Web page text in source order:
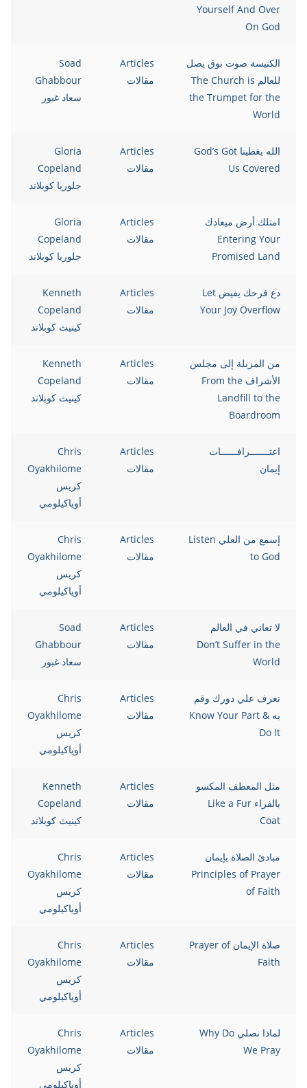
Yourself And Over
On God
الكنيسة صوت بوق يصل
للعالم The Church is
the Trumpet for the
World
Articles
مقالات
Soad
Ghabbour
سعاد غبور
الله يغطينا God’s Got
Us Covered
Articles
مقالات
Gloria
Copeland
جلوريا كوبلاند
امتلك أرض ميعادك
Entering Your
Promised Land
Articles
مقالات
Gloria
Copeland
جلوريا كوبلاند
دع فرحك يفيض Let
Your Joy Overflow
Articles
مقالات
Kenneth
Copeland
كينيث كوبلاند
من المزبلة إلى مجلس
الأشراف From the
Landfill to the
Boardroom
Articles
مقالات
Kenneth
Copeland
كينيث كوبلاند
اعتـــــــرافــــــات
إيمان
Articles
مقالات
Chris
Oyakhilome
كريس
أوياكيلومي
إسمع من العلي Listen
to God
Articles
مقالات
Chris
Oyakhilome
كريس
أوياكيلومي
لا تعاني في العالم
Don’t Suffer in the
World
Articles
مقالات
Soad
Ghabbour
سعاد غبور
تعرف علي دورك وقم
به Know Your Part &
Do It
Articles
مقالات
Chris
Oyakhilome
كريس
أوياكيلومي
مثل المعطف المكسو
بالفراء Like a Fur
Coat
Articles
مقالات
Kenneth
Copeland
كينيث كوبلاند
مبادئ الصلاة بإيمان
Principles of Prayer
of Faith
Articles
مقالات
Chris
Oyakhilome
كريس
أوياكيلومي
صلاة الإيمان Prayer of
Faith
Articles
مقالات
Chris
Oyakhilome
كريس
أوياكيلومي
لماذا نصلي Why Do
We Pray
Articles
مقالات
Chris
Oyakhilome
كريس
أوياكيلومي